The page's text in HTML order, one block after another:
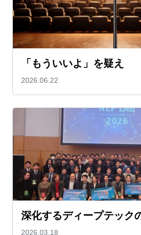
「もういいよ」を疑え
2026.06.22
深化するディープテック
2026.03.18